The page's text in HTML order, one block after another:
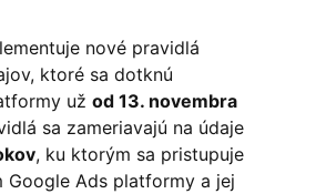
nové pravidlá
ktoré sa dotknú
už od 13. novembra
sa zameriavajú na údaje
, ku ktorým sa pristupuje
Google Ads platformy a jej